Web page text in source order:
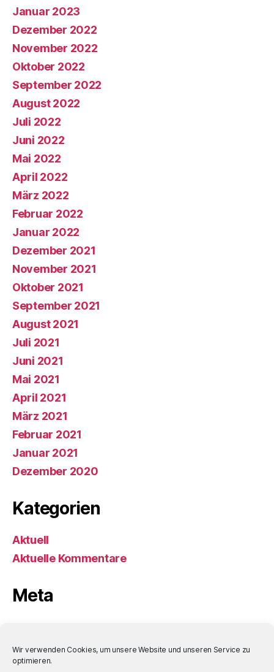
Wir verwenden Cookies, um unsere Website und unseren Service zu
optimieren.
Januar 2023
Dezember 2022
November 2022
Oktober 2022
September 2022
August 2022
Juli 2022
Juni 2022
Mai 2022
April 2022
März 2022
Februar 2022
Januar 2022
Dezember 2021
November 2021
Oktober 2021
September 2021
August 2021
Juli 2021
Juni 2021
Mai 2021
April 2021
März 2021
Februar 2021
Januar 2021
Dezember 2020
Kategorien
Aktuell
Aktuelle Kommentare
Meta
Eintrags-Feed
Kommentar-Feed